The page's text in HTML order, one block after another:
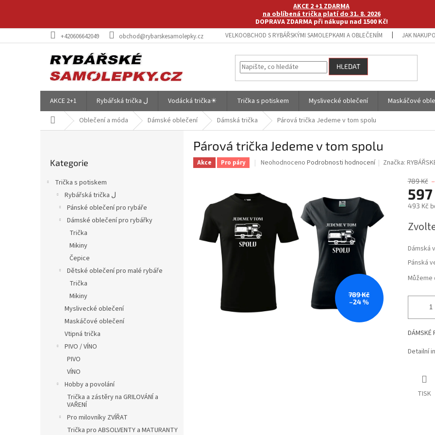
AKCE 2 +1 ZDARMA
na oblíbená trička platí do 31. 8. 2026
DOPRAVA ZDARMA při nákupu nad 1500 Kč!
+420606642049 obchod@rybarskesamolepky.cz VELKOOBCHOD S RYBÁŘSKÝMI SAMOLEPKAMI A OBLEČENÍM JAK
HLEDAT
AKCE 2+1 Rybářská trička ل Vodácká trička☀ Trička s potiskem Myslivecké oblečení Maskáčové
Domů Oblečení a móda Dámské oblečení Dámská trička Párová trička Jedeme v tom spolu
kategorie
Kategorie
Trička s potiskem
Rybářská trička ل
Pánské oblečení pro rybáře
Dámské oblečení pro rybářky
Trička
Mikiny
Čepice
Dětské oblečení pro malé rybáře
Trička
Mikiny
Myslivecké oblečení
Maskáčové oblečení
Vtipná trička
PIVO / VÍNO
PIVO
VÍNO
Hobby a povolání
Trička a zástěry na GRILOVÁNÍ a
VAŘENÍ
Pro milovníky ZVÍŘAT
Trička pro ABSOLVENTY a MATURANTY
Párová trička Jedeme v tom spolu
Akce Pro páry
Průměrné
0,0
5
hvězdiček.
Neohodnoceno Podrobnosti hodnocení Značka:
789 Kč
–24 %
789 Kč
597
493 Kč
cena:
Dámská
Pánská
Můžeme
DÁMSKÉ
Detailní
TISK